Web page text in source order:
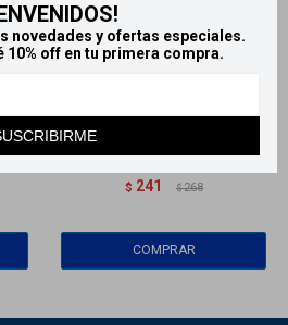
novedades y ofertas especiales.
10% off en tu primera compra.
LlegaHOY
Kotex toallas femeninas pack
4x3 - Esencial
$ 241 $ 268